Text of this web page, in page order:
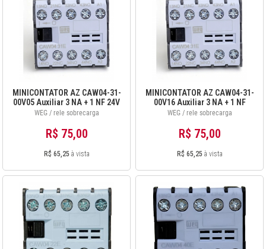
MINICONTATOR AZ CAW04-31-
00V05 Auxiliar 3 NA + 1 NF 24V
60Hz 12896421
WEG / rele sobrecarga
R$ 75,00
R$ 65,25à vista
MINICONTATOR AZ CAW04-31-
00V16 Auxiliar 3 NA + 1 NF
110V 60Hz 12896422
WEG / rele sobrecarga
R$ 75,00
R$ 65,25à vista